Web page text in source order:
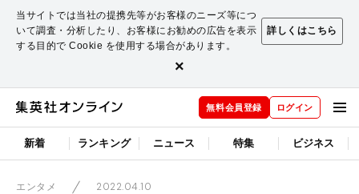
当サイトでは当社の提携先等がお客様のニーズ等につ
いて調査・分析したり、お客様にお勧めの広告を表示
する目的で Cookie を使用する場合があります。
詳しくはこちら
×
無料会員登録 ログイン
新着 ランキング ニュース 特集 ビジネス
エンタメ 2022.04.10